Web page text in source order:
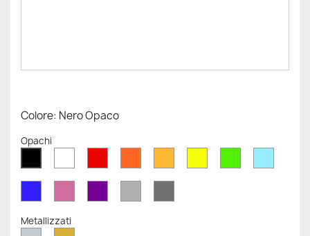
Colore: Nero Opaco
Opachi
Opaco OpacoOpacoOpacoOpacoOpacoOpacoOpaco
OpacoOpacoOpacoChiaroScuro
Metallizzati